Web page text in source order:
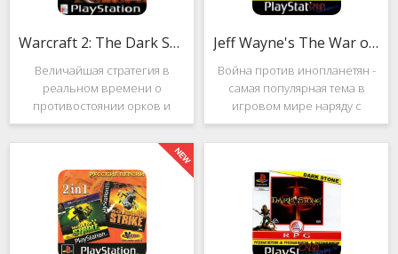
Warcraft 2: The Dark Saga
Величайшая стратегия в
реальном времени о
противостоянии орков и
людей. Warcraft 2: The Dark
Saga рассказывает
классическую историю, в
которой идёт битва за
королевство Азерот в мире
Средневековья с
Jeff Wayne's The War of the Worlds
Война против инопланетян -
самая популярная тема в
игровом мире наряду с
войнами против
террористов и зомби. Здесь
народы объединяются в
борьбе с врагом, Земля
рушится, но